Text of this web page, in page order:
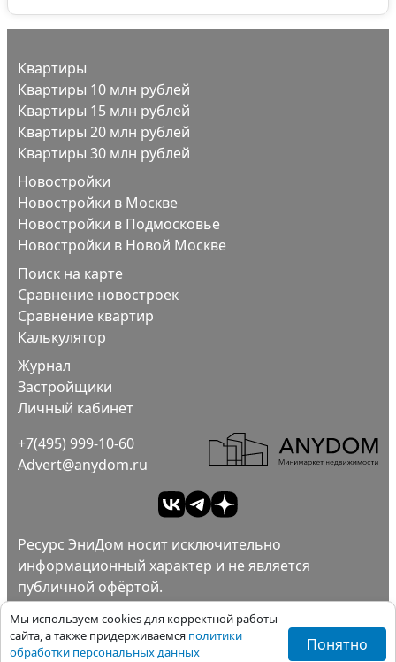
Мы используем cookies для корректной работы
сайта, а также придерживаемся политики
обработки персональных данных
Понятно
Квартиры
Квартиры 10 млн рублей
Квартиры 15 млн рублей
Квартиры 20 млн рублей
Квартиры 30 млн рублей
Новостройки
Новостройки в Москве
Новостройки в Подмосковье
Новостройки в Новой Москве
Поиск на карте
Сравнение новостроек
Сравнение квартир
Калькулятор
Журнал
Застройщики
Личный кабинет
+7(495) 999-10-60
Advert@anydom.ru
Ресурс ЭниДом носит исключительно
информационный характер и не является
публичной офёртой.
Пользовательское соглашение.
Политика конфиденциальности.